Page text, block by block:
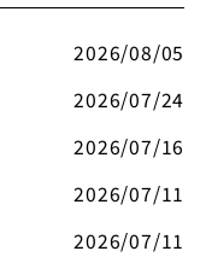
2026/08/05
2026/07/24
2026/07/16
2026/07/11
2026/07/11